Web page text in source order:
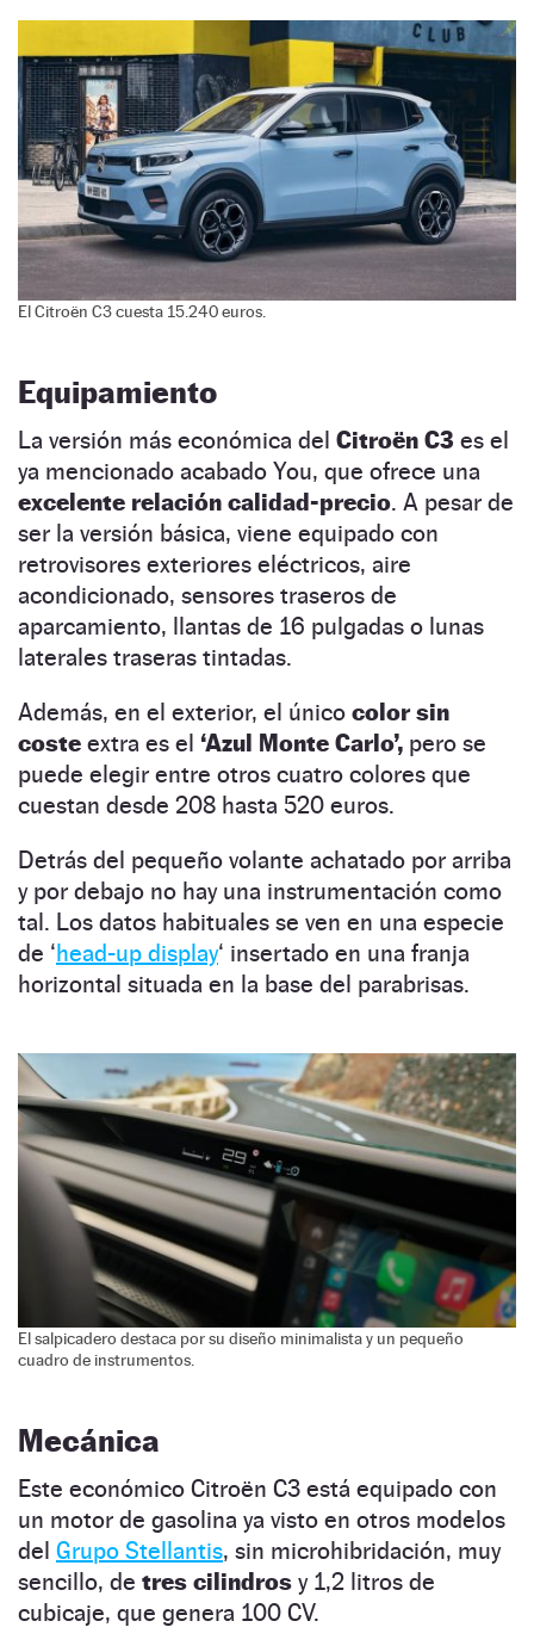
El Citroën C3 cuesta 15.240 euros.
Equipamiento
La versión más económica del Citroën C3 es el
ya mencionado acabado You, que ofrece una
excelente relación calidad-precio. A pesar de
ser la versión básica, viene equipado con
retrovisores exteriores eléctricos, aire
acondicionado, sensores traseros de
aparcamiento, llantas de 16 pulgadas o lunas
laterales traseras tintadas.
Además, en el exterior, el único color sin
coste extra es el ‘Azul Monte Carlo’, pero se
puede elegir entre otros cuatro colores que
cuestan desde 208 hasta 520 euros.
Detrás del pequeño volante achatado por arriba
y por debajo no hay una instrumentación como
tal. Los datos habituales se ven en una especie
de ‘head-up display‘ insertado en una franja
horizontal situada en la base del parabrisas.
El salpicadero destaca por su diseño minimalista y un pequeño
cuadro de instrumentos.
Mecánica
Este económico Citroën C3 está equipado con
un motor de gasolina ya visto en otros modelos
del Grupo Stellantis, sin microhibridación, muy
sencillo, de tres cilindros y 1,2 litros de
cubicaje, que genera 100 CV.